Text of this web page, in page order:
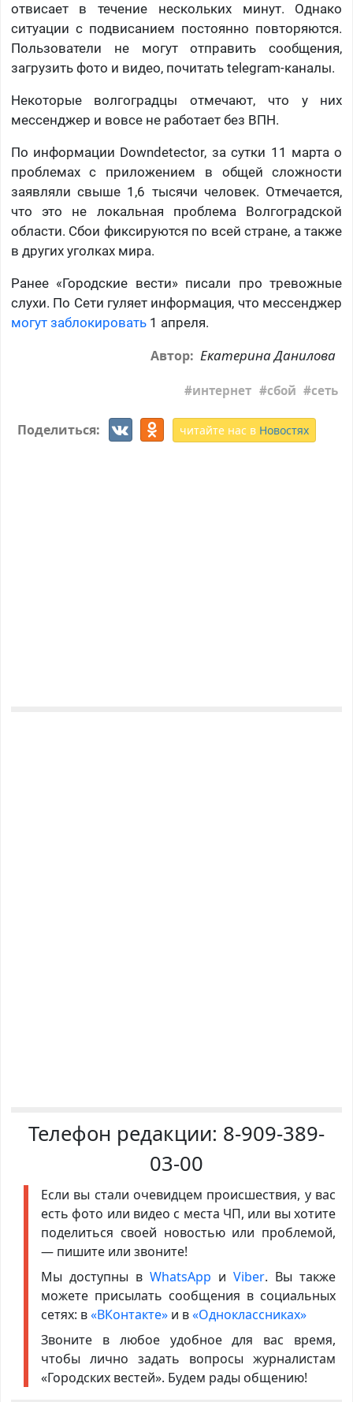
отвисает в течение нескольких минут. Однако
ситуации с подвисанием постоянно повторяются.
Пользователи не могут отправить сообщения,
загрузить фото и видео, почитать telegram-каналы.
Некоторые волгоградцы отмечают, что у них
мессенджер и вовсе не работает без ВПН.
По информации Downdetector, за сутки 11 марта о
проблемах с приложением в общей сложности
заявляли свыше 1,6 тысячи человек. Отмечается,
что это не локальная проблема Волгоградской
области. Сбои фиксируются по всей стране, а также
в других уголках мира.
Ранее «Городские вести» писали про тревожные
слухи. По Сети гуляет информация, что мессенджер
могут заблокировать1 апреля.
Автор: Екатерина Данилова
интернет сбой сеть
Поделиться: читайте нас в Новостях
Телефон редакции: 8-909-389-
03-00
Если вы стали очевидцем происшествия, у вас
есть фото или видео с места ЧП, или вы хотите
поделиться своей новостью или проблемой,
— пишите или звоните!
Мы доступны в WhatsApp иViber. Вы также
можете присылать сообщения в социальных
сетях: в«ВКонтакте»и в«Одноклассниках»
Звоните в любое удобное для вас время,
чтобы лично задать вопросы журналистам
«Городских вестей». Будем рады общению!